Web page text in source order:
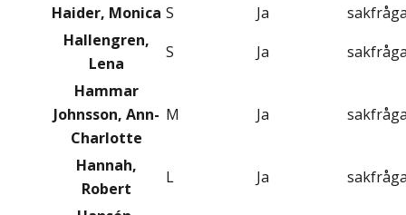
Haider, Monica S Ja
Hallengren,
Lena
S Ja
Hammar
Johnsson, Ann-
Charlotte
M Ja
Hannah,
Robert
L Ja